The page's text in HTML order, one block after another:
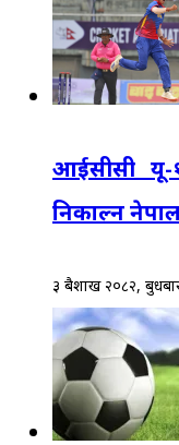
आईसीसी यू-
निकाल्न
३ बैशाख २०८२,